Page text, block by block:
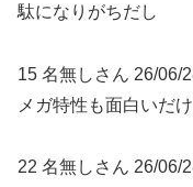
駄になりがちだし
15 名無しさん 26/06/
メガ特性も面白いだ
22 名無しさん 26/06/